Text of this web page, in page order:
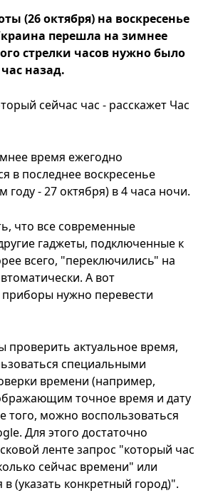
(26 октября) на воскресенье
перешла на зимнее
стрелки часов нужно было
назад.
сейчас час - расскажет Час
время ежегодно
в последнее воскресенье
году - 27 октября) в 4 часа ночи.
что все современные
гаджеты, подключенные к
всего, "переключились" на
А вот
нужно перевести
проверить актуальное время,
специальными
времени (например,
точное время и дату
того, можно воспользоваться
Для этого достаточно
ленте запрос "который час
сейчас времени" или
(указать конкретный город)".